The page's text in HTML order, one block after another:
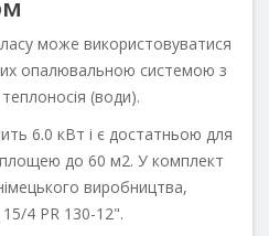
може використовуватися
опалювальною системою з
(води).
6.0 кВт і є достатньою для
до 60 м2. У комплект
виробництва,
4 PR 130-12".